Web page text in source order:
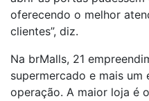
oferecendo o melhor
clientes”, diz.
Na brMalls, 21
supermercado e mais um
operação. A maior loja é